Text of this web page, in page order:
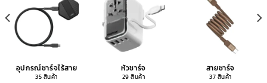
อุปกรณ์ชาร์จไร้สาย
35 สินค้า
หัวชาร์จ
29 สินค้า
สายชาร์จ
37 สินค้า